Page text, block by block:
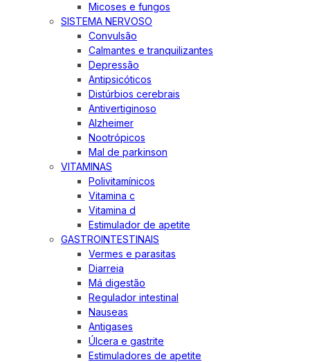
Micoses e fungos
SISTEMA NERVOSO
Convulsão
Calmantes e tranquilizantes
Depressão
Antipsicóticos
Distúrbios cerebrais
Antivertiginoso
Alzheimer
Nootrópicos
Mal de parkinson
VITAMINAS
Polivitamínicos
Vitamina c
Vitamina d
Estimulador de apetite
GASTROINTESTINAIS
Vermes e parasitas
Diarreia
Má digestão
Regulador intestinal
Nauseas
Antigases
Úlcera e gastrite
Estimuladores de apetite